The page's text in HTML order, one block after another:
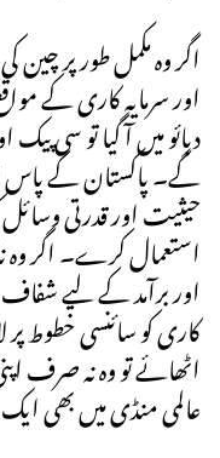
اگر وہ مکمل طور پر
اور سرمایہ کاری کے
دبائو میں آ گیا تو سی
گے۔ پاکستان کے پاس
حیثیت اور قدرتی
استعمال کرے۔ اگر وہ
اور برآمد کے لیے
کاری کو سائنسی خطوط
اٹھائے تو وہ نہ صرف
عالمی منڈی میں بھی